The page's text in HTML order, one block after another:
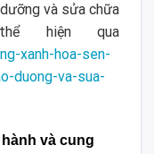
và sửa chữa
hiện qua
xanh-hoa-sen-
duong-va-sua-
và cung